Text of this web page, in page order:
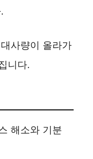
사량이 올라가
니다.
해소와 기분